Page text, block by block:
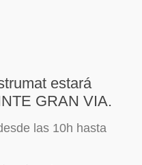
estará
GRAN VIA.
las 10h hasta